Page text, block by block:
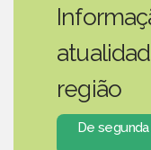
região
De segunda